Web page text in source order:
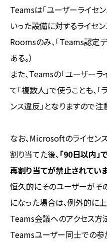
Teamsは「ユーザーライセン
いった設備に対するライセ
Roomsのみ、「Teams認定
ある。）
また、Teamsの「ユーザーラ
て「複数人」で使うことも、
ンス違反」となりますので注
なお、Microsoftのライセン
割り当てた後、 「90日以内
再割り当てが禁止されていま
恒久的にそのユーザーがそ
になった場合は、例外的に
Teams会議へのアクセス方
Teamsユーザー同士での参